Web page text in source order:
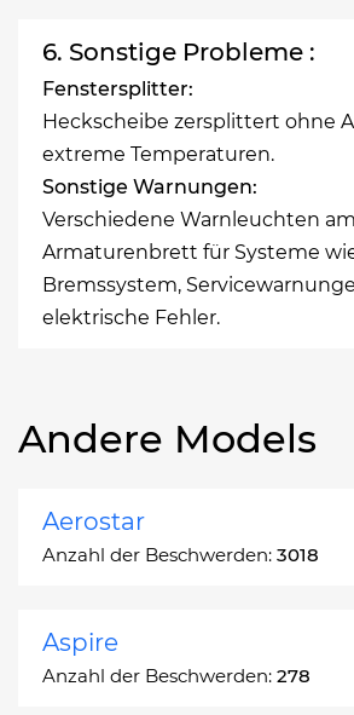
6. Sonstige Probleme :
Fenstersplitter:
Heckscheibe zersplittert ohne
extreme Temperaturen.
Sonstige Warnungen:
Verschiedene Warnleuchten am
Armaturenbrett für Systeme
Bremssystem,
elektrische Fehler.
Andere Models
Aerostar
Anzahl der Beschwerden: 3018
Aspire
Anzahl der Beschwerden: 278